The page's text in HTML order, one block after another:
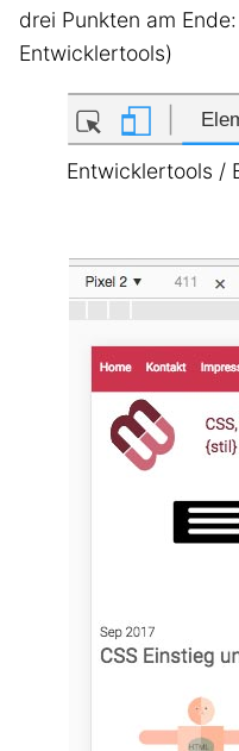
drei Punkten am
Entwicklertools)
Entwicklertools /